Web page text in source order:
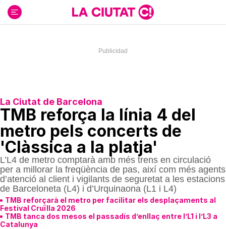
contenido
La Ciutat de Barcelona
TMB reforça la línia 4 del
metro pels concerts de
'Clàssica a la platja'
L’L4 de metro comptarà amb més trens en circulació
per a millorar la freqüència de pas, així com més agents
d’atenció al client i vigilants de seguretat a les estacions
de Barceloneta (L4) i d’Urquinaona (L1 i L4)
TMB reforçarà el metro per facilitar els desplaçaments al
Festival Cruïlla 2026
TMB tanca dos mesos el passadís d’enllaç entre l’L1 i l’L3 a
Catalunya